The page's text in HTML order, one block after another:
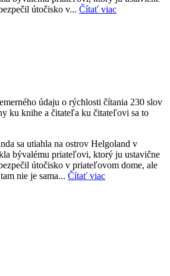
útočisko v... Čítať viac
údaju o rýchlosti čítania 230 slov
ku knihe a čitateľa ku čitateľovi sa to
sa utiahla na ostrov Helgoland v
bývalému priateľovi, ktorý ju ustavične
útočisko v priateľovom dome, ale
nie je sama... Čítať viac